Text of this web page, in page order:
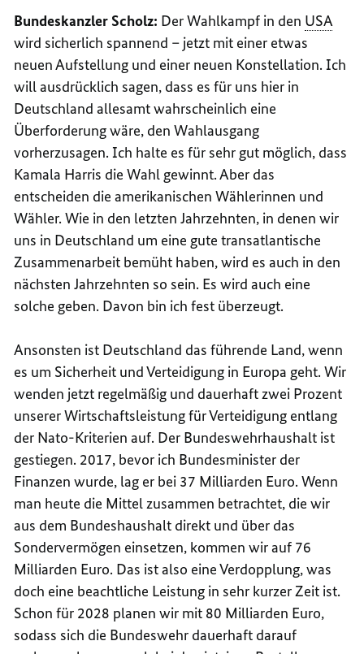
Bundeskanzler Scholz: Der Wahlkampf in den USA
wird sicherlich spannend – jetzt mit einer etwas
neuen Aufstellung und einer neuen Konstellation. Ich
will ausdrücklich sagen, dass es für uns hier in
Deutschland allesamt wahrscheinlich eine
Überforderung wäre, den Wahlausgang
vorherzusagen. Ich halte es für sehr gut möglich, dass
Kamala Harris die Wahl gewinnt. Aber das
entscheiden die amerikanischen Wählerinnen und
Wähler. Wie in den letzten Jahrzehnten, in denen wir
uns in Deutschland um eine gute transatlantische
Zusammenarbeit bemüht haben, wird es auch in den
nächsten Jahrzehnten so sein. Es wird auch eine
solche geben. Davon bin ich fest überzeugt.
Ansonsten ist Deutschland das führende Land, wenn
es um Sicherheit und Verteidigung in Europa geht. Wir
wenden jetzt regelmäßig und dauerhaft zwei Prozent
unserer Wirtschaftsleistung für Verteidigung entlang
der Nato-Kriterien auf. Der Bundeswehrhaushalt ist
gestiegen. 2017, bevor ich Bundesminister der
Finanzen wurde, lag er bei 37 Milliarden Euro. Wenn
man heute die Mittel zusammen betrachtet, die wir
aus dem Bundeshaushalt direkt und über das
Sondervermögen einsetzen, kommen wir auf 76
Milliarden Euro. Das ist also eine Verdopplung, was
doch eine beachtliche Leistung in sehr kurzer Zeit ist.
Schon für 2028 planen wir mit 80 Milliarden Euro,
sodass sich die Bundeswehr dauerhaft darauf